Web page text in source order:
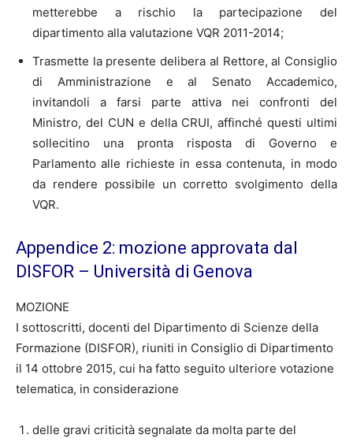
metterebbe a rischio la partecipazione del
dipartimento alla valutazione VQR 2011-2014;
Trasmette la presente delibera al Rettore, al Consiglio
di Amministrazione e al Senato Accademico,
invitandoli a farsi parte attiva nei confronti del
Ministro, del CUN e della CRUI, affinché questi ultimi
sollecitino una pronta risposta di Governo e
Parlamento alle richieste in essa contenuta, in modo
da rendere possibile un corretto svolgimento della
VQR.
Appendice 2: mozione approvata dal
DISFOR – Università di Genova
MOZIONE
I sottoscritti, docenti del Dipartimento di Scienze della
Formazione (DISFOR), riuniti in Consiglio di Dipartimento
il 14 ottobre 2015, cui ha fatto seguito ulteriore votazione
telematica, in considerazione
delle gravi criticità segnalate da molta parte del